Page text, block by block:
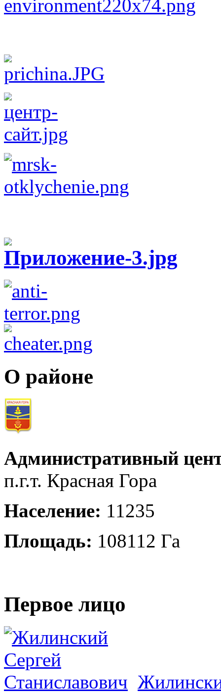
О районе
Административный
п.г.т. Красная Гора
Население: 11235
Площадь: 108112 Га
Первое лицо